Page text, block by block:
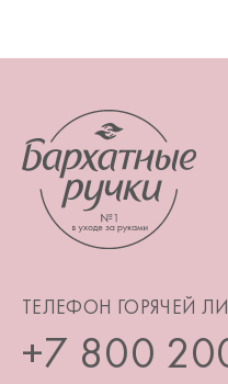
ТЕЛЕФОН ГОРЯЧЕЙ
+7 800